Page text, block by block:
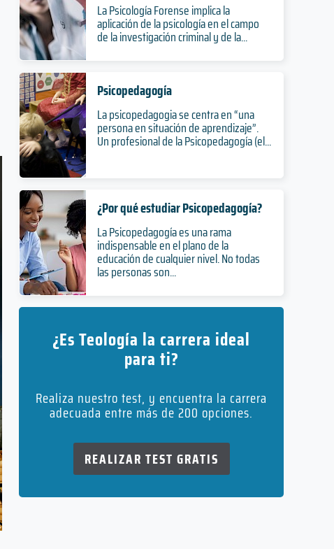
La Psicología Forense implica la
aplicación de la psicología en el campo
de la investigación criminal y de la...
Psicopedagogía
La psicopedagogia se centra en “una
persona en situación de aprendizaje”.
Un profesional de la Psicopedagogía (el...
¿Por qué estudiar Psicopedagogía?
La Psicopedagogía es una rama
indispensable en el plano de la
educación de cualquier nivel. No todas
las personas son...
¿Es Teología la carrera ideal
para ti?
Realiza nuestro test, y encuentra la carrera
adecuada entre más de 200 opciones.
REALIZAR TEST GRATIS